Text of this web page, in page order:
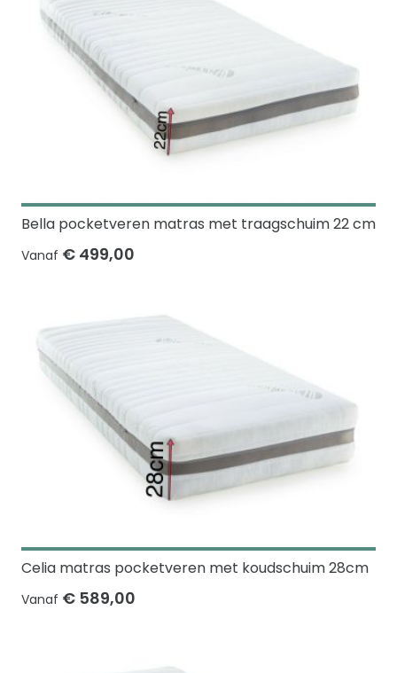
Bella pocketveren matras met traagschuim 22 cm
Vanaf € 499,00
Celia matras pocketveren met koudschuim 28cm
Vanaf € 589,00